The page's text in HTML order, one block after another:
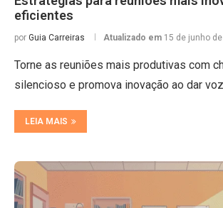
eficientes
por Guia Carreiras Atualizado em 15 de junho
Torne as reuniões mais produtivas com
silencioso e promova inovação ao dar
LEIA MAIS